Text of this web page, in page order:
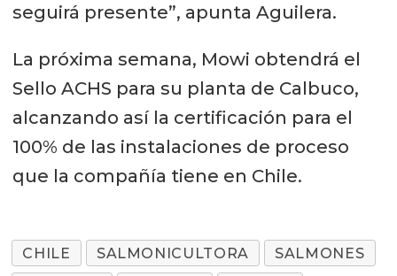
seguirá presente”, apunta Aguilera.
La próxima semana, Mowi obtendrá el
Sello ACHS para su planta de Calbuco,
alcanzando así la certificación para el
100% de las instalaciones de proceso
que la compañía tiene en Chile.
CHILE SALMONICULTORA
SALMONES